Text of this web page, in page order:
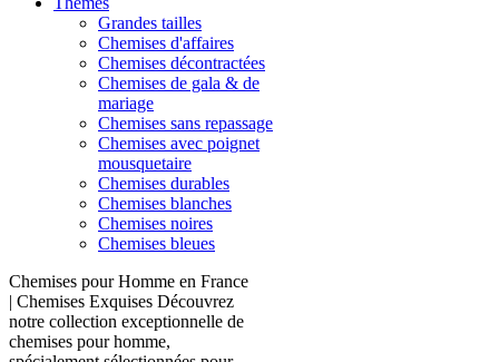
Grandes tailles
Chemises d'affaires
Chemises décontractées
Chemises de gala & de
mariage
Chemises sans repassage
Chemises avec poignet
mousquetaire
Chemises durables
Chemises blanches
Chemises noires
Chemises bleues
Chemises pour Homme en France
| Chemises Exquises Découvrez
notre collection exceptionnelle de
chemises pour homme,